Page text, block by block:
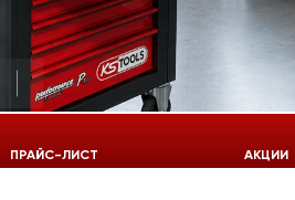
ПРАЙС-ЛИСТ АКЦИИ